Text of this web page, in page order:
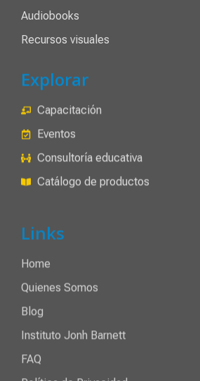
Audiobooks
Recursos visuales
Explorar
Capacitación
Eventos
Consultoría educativa
Catálogo de productos
Links